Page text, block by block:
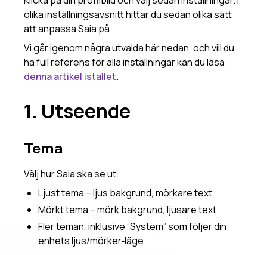
AI-kunskap
AI-termer och begrepp
När AI svarar konstigt
Så skriver du en effektiv systemprompt
Spara Saia som app
Interaktiva användarfrågor
Administration
Administrationsinställningar
Behörighetsgrupperna
Hantera användare som Instans-administratör
olika inställningsavsnitt hittar du sedan olika sätt
att anpassa Saia på.
Vi går igenom några utvalda här nedan, och vill du
ha full referens för alla inställningar kan du läsa
denna artikel istället.
1. Utseende
Tema
Välj hur Saia ska se ut:
Ljust tema – ljus bakgrund, mörkare text
Mörkt tema – mörk bakgrund, ljusare text
Fler teman, inklusive ”System” som följer din
enhets ljus/mörker‑läge